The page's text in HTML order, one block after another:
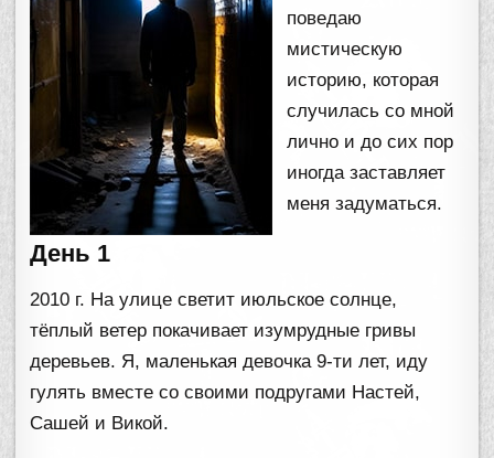
поведаю
мистическую
историю, которая
случилась со мной
лично и до сих пор
иногда заставляет
меня задуматься.
День 1
2010 г. На улице светит июльское солнце,
тёплый ветер покачивает изумрудные гривы
деревьев. Я, маленькая девочка 9-ти лет, иду
гулять вместе со своими подругами Настей,
Сашей и Викой.